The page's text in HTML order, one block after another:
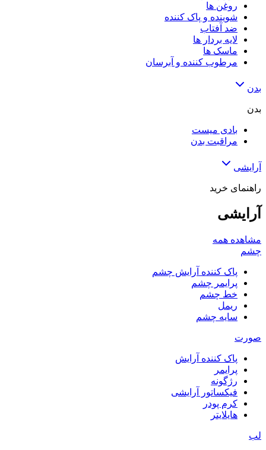
روغن ها
شوینده و پاک کننده
ضد آفتاب
لایه‌ بردار ها
ماسک ها
مرطوب کننده و آبرسان
بدن
بدن
بادی میست
مراقبت بدن
آرایشی
راهنمای خرید
آرایشی
مشاهده همه
چشم
پاک کننده آرایش چشم
پرایمر چشم
خط چشم
ریمل
سایه چشم
صورت
پاک کننده آرایش
پرایمر
رژگونه
فیکساتور آرایشی
کرم پودر
هایلایتر
لب